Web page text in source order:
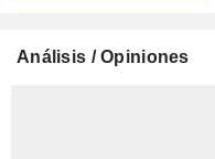
Análisis / Opiniones